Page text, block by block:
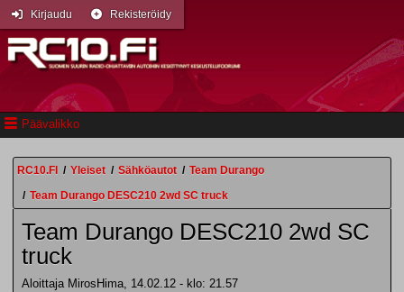
Päävalikko
Kirjaudu Rekisteröidy
RC10.FI / Yleiset / Sähköautot / Team Durango
/ Team Durango DESC210 2wd SC truck
Team Durango DESC210 2wd SC
truck
Aloittaja MirosHima, 14.02.12 - klo: 21.57